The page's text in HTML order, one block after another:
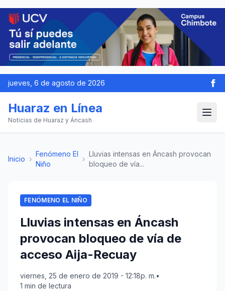
jueves, 6 de agosto de 2026
Huaraz en Línea
Noticias de Huaraz y Áncash
Inicio ›
Fenómeno El
Niño
›
Lluvias intensas en Áncash provocan
bloqueo de vía...
FENÓMENO EL NIÑO
Lluvias intensas en Áncash
provocan bloqueo de vía de
acceso Aija-Recuay
viernes, 25 de enero de 2019 - 12:18p. m.•
1 min de lectura